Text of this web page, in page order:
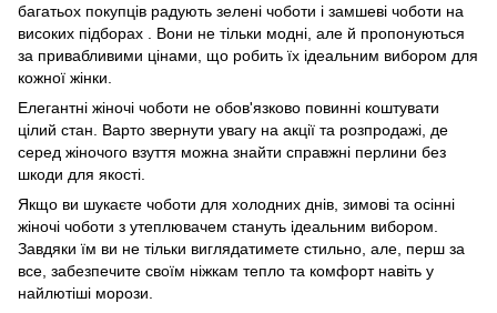
багатьох покупців радують зелені чоботи і замшеві чоботи на
високих підборах . Вони не тільки модні, але й пропонуються
за привабливими цінами, що робить їх ідеальним вибором для
кожної жінки.
Елегантні жіночі чоботи не обов'язково повинні коштувати
цілий стан. Варто звернути увагу на акції та розпродажі, де
серед жіночого взуття можна знайти справжні перлини без
шкоди для якості.
Якщо ви шукаєте чоботи для холодних днів, зимові та осінні
жіночі чоботи з утеплювачем стануть ідеальним вибором.
Завдяки їм ви не тільки виглядатимете стильно, але, перш за
все, забезпечите своїм ніжкам тепло та комфорт навіть у
найлютіші морози.